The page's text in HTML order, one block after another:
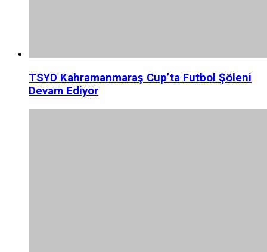
TSYD Kahramanmaraş Cup’ta Futbol Şöleni
Devam Ediyor